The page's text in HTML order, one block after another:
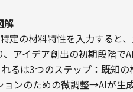
解
定の材料特性を入力すると
アイデア創出の初期段階で
るは3つのステップ：既知
ョンのための微調整→AIが生